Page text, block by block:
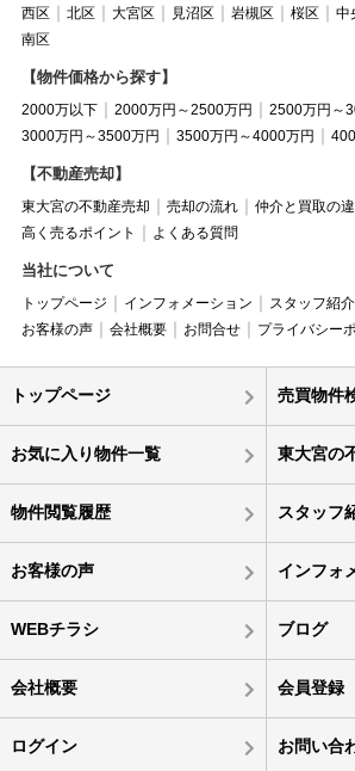
西区 北区 大宮区 見沼区 岩槻区 桜区 中
南区
【物件価格から探す】
2000万以下 2000万円～2500万円
2500万円～
3000万円～3500万円
3500万円～4000万円
【不動産売却】
東大宮の不動産売却 売却の流れ
仲介と買取の
高く売るポイント
よくある質問
当社について
トップページ インフォメーション スタッフ紹介
お客様の声
会社概要 お問合せ プライバシー
トップページ 売買物件
お気に入り物件一覧 東大宮の
物件閲覧履歴 スタッフ
お客様の声 インフォ
WEBチラシ ブログ
会社概要 会員登録
ログイン お問い合